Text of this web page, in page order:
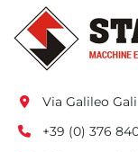
Via Galileo
+39 (0) 376